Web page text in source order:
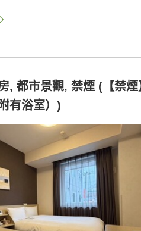
, 都市景觀, 禁煙 (【禁煙
有浴室）)